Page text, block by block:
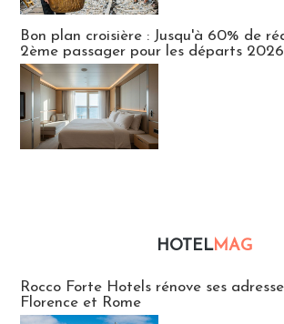
Bon plan croisière : Jusqu'à 60% de
2ème passager pour les départs
HOTELMAG
Rocco Forte Hotels rénove ses
Florence et Rome